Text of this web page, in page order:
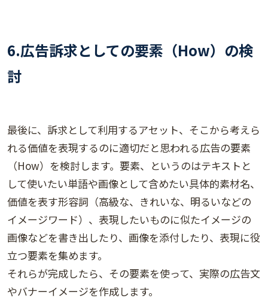
6.広告訴求としての要素（How）の検
討
最後に、訴求として利用するアセット、そこから考えら
れる価値を表現するのに適切だと思われる広告の要素
（How）を検討します。要素、というのはテキストと
して使いたい単語や画像として含めたい具体的素材名、
価値を表す形容詞（高級な、きれいな、明るいなどの
イメージワード）、表現したいものに似たイメージの
画像などを書き出したり、画像を添付したり、表現に役
立つ要素を集めます。
それらが完成したら、その要素を使って、実際の広告文
やバナーイメージを作成します。